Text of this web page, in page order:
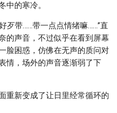
中的寒冷。
歹带……带一点点情绪嘛……”直
的声音，不过似乎在看到屏幕
脸困惑，仿佛在无声的质问对
情，场外的声音逐渐弱了下
重新变成了让日里经常循环的